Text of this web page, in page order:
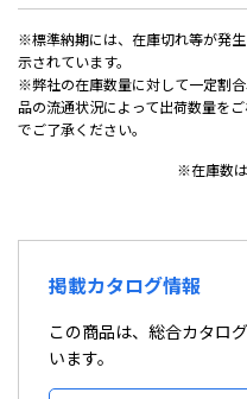
※標準納期には、在庫切れ等が発
示されています。
※弊社の在庫数量に対して一定割
品の流通状況によって出荷数量を
でご了承ください。
※在庫数は
掲載カタログ情報
この商品は、総合カタロ
います。